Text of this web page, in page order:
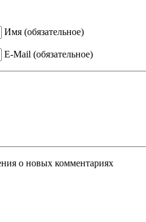
Имя (обязательное)
E-Mail (обязательное)
о новых комментариях